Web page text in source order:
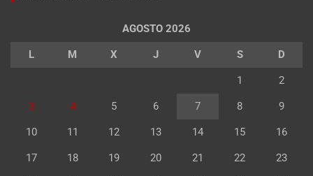
AGOSTO 2026
L M X J V S D
1 2
3 4 5 6 7 8 9
10 11 12 13 14 15 16
17 18 19 20 21 22 23